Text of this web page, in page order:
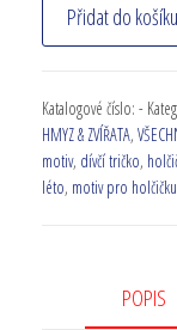
Přidat do košíku
Katalogové číslo: -
HMYZ & ZVÍŘATA,
motiv, dívčí tričko,
léto, motiv pro holčičku
POPIS